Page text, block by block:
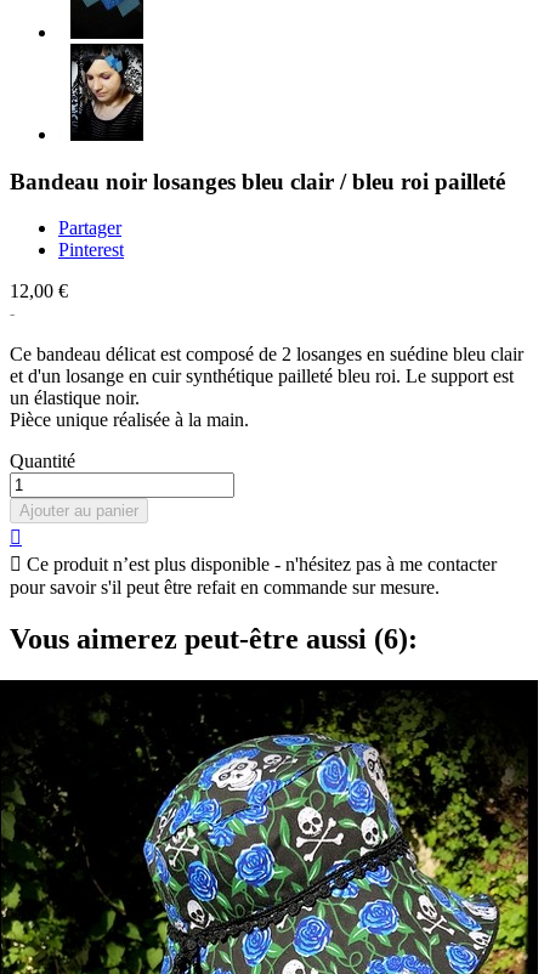
Bandeau noir losanges bleu clair / bleu roi pailleté
Partager
Pinterest
12,00 €
Ce bandeau délicat est composé de 2 losanges en suédine bleu clair
et d'un losange en cuir synthétique pailleté bleu roi. Le support est
un élastique noir.
Pièce unique réalisée à la main.
Quantité
Ajouter au panier

 Ce produit n’est plus disponible - n'hésitez pas à me contacter
pour savoir s'il peut être refait en commande sur mesure.
Vous aimerez peut-être aussi (6):